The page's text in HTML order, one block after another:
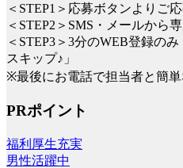
＜STEP1＞応募ボタンよりご
＜STEP2＞SMS・メールから
＜STEP3＞3分のWEB登録の
スキップ♪」
※最後にお電話で担当者と簡
PRポイント
福利厚生充実
男性活躍中